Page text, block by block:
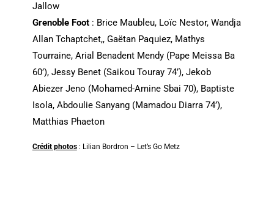
Jallow
Grenoble Foot: Brice Maubleu, Loïc Nestor, Wandja
Allan Tchaptchet,, Gaëtan Paquiez, Mathys
Tourraine, Arial Benadent Mendy (Pape Meissa Ba
60’), Jessy Benet (Saikou Touray 74’), Jekob
Abiezer Jeno (Mohamed-Amine Sbai 70), Baptiste
Isola, Abdoulie Sanyang (Mamadou Diarra 74’),
Matthias Phaeton
Crédit photos: Lilian Bordron – Let’s Go Metz